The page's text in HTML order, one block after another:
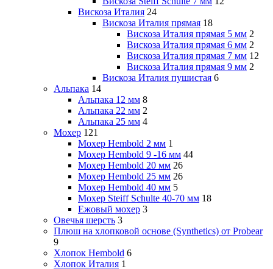
Вискоза Италия 24
Вискоза Италия прямая 18
Вискоза Италия прямая 5 мм 2
Вискоза Италия прямая 6 мм 2
Вискоза Италия прямая 7 мм 12
Вискоза Италия прямая 9 мм 2
Вискоза Италия пушистая 6
Альпака 14
Альпака 12 мм 8
Альпака 22 мм 2
Альпака 25 мм 4
Мохер 121
Мохер Hembold 2 мм 1
Мохер Hembold 9 -16 мм 44
Мохер Hembold 20 мм 26
Мохер Hembold 25 мм 26
Мохер Hembold 40 мм 5
Мохер Steiff Schulte 40-70 мм 18
Ежовый мохер 3
Овечья шерсть 3
Плюш на хлопковой основе (Synthetics) от Probear
9
Хлопок Hembold 6
Хлопок Италия 1